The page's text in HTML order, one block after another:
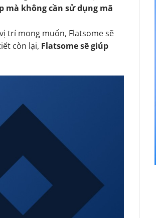
mà không cần sử dụng mã
trí mong muốn, Flatsome sẽ
còn lại, Flatsome sẽ giúp